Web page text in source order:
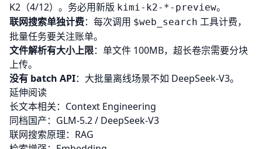
K2（4/12）。务必用新版 kimi-k2-*-preview。
联网搜索单独计费：每次调用 $web_search 工具计费，
批量任务要关注账单。
文件解析有大小上限：单文件 100MB，超长卷宗需要分块
上传。
没有 batch API：大批量离线场景不如 DeepSeek-V3。
延伸阅读
长文本相关： Context Engineering
同档国产： GLM-5.2/ DeepSeek-V3
联网搜索原理： RAG